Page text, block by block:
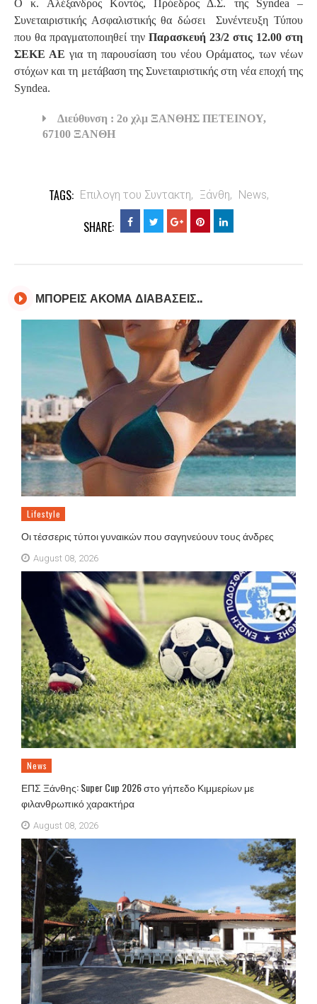
Ο κ. Αλέξανδρος Κοντός, Πρόεδρος Δ.Σ. της Syndea –
Συνεταιριστικής Ασφαλιστικής θα δώσει Συνέντευξη Τύπου
που θα πραγματοποιηθεί την Παρασκευή 23/2 στις 12.00 στη
ΣΕΚΕ ΑΕ για τη παρουσίαση του νέου Οράματος, των νέων
στόχων και τη μετάβαση της Συνεταιριστικής στη νέα εποχή της
Syndea.
Διεύθυνση : 2ο χλμ ΞΑΝΘΗΣ ΠΕΤΕΙΝΟΥ,
67100 ΞΑΝΘΗ
TAGS: Επιλογη του Συντακτη, Ξάνθη, News,
SHARE:
ΜΠΟΡΕΙΣ ΑΚΟΜΑ ΔΙΑΒΑΣΕΙΣ..
Lifestyle
Οι τέσσερις τύποι γυναικών που σαγηνεύουν τους άνδρες
August 08, 2026
News
ΕΠΣ Ξάνθης: Super Cup 2026 στο γήπεδο Κιμμερίων με
φιλανθρωπικό χαρακτήρα
August 08, 2026